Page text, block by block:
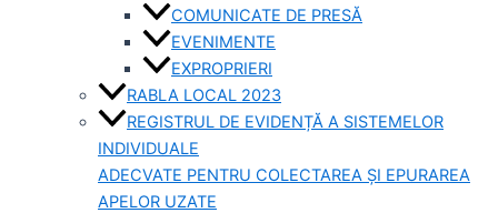
COMUNICATE DE PRESĂ
EVENIMENTE
EXPROPRIERI
RABLA LOCAL 2023
REGISTRUL DE EVIDENȚĂ A SISTEMELOR
INDIVIDUALE
ADECVATE PENTRU COLECTAREA ȘI EPURAREA
APELOR UZATE